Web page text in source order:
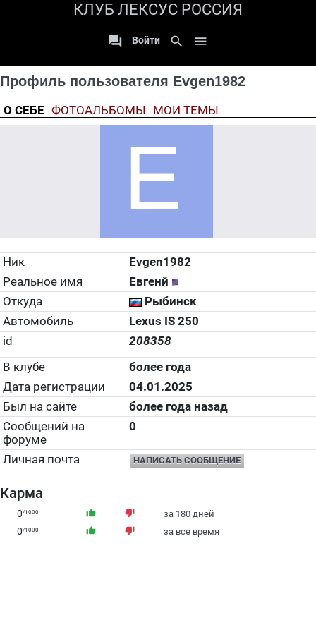
КЛУБ ЛЕКСУС РОССИЯ
 Войти search 
Профиль пользователя Evgen1982
О СЕБЕ ФОТОАЛЬБОМЫ МОИ ТЕМЫ
Ник
Evgen1982
Реальное имя
Евгенй
Откуда
Рыбинск
Автомобиль
Lexus IS 250
id
208358
В клубе
более года
Дата регистрации
04.01.2025
Был на сайте
более года назад
Сообщений на
форуме
0
Личная почта НАПИСАТЬ СООБЩЕНИЕ
Карма
0/1000 thumb_up thumb_down за 180 дней
0/1000 thumb_up thumb_down за все время